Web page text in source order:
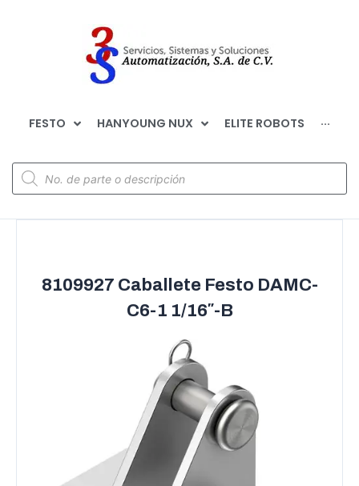
FESTO HANYOUNG NUX ELITE ROBOTS ···
8109927 Caballete Festo DAMC-
C6-1 1/16″-B